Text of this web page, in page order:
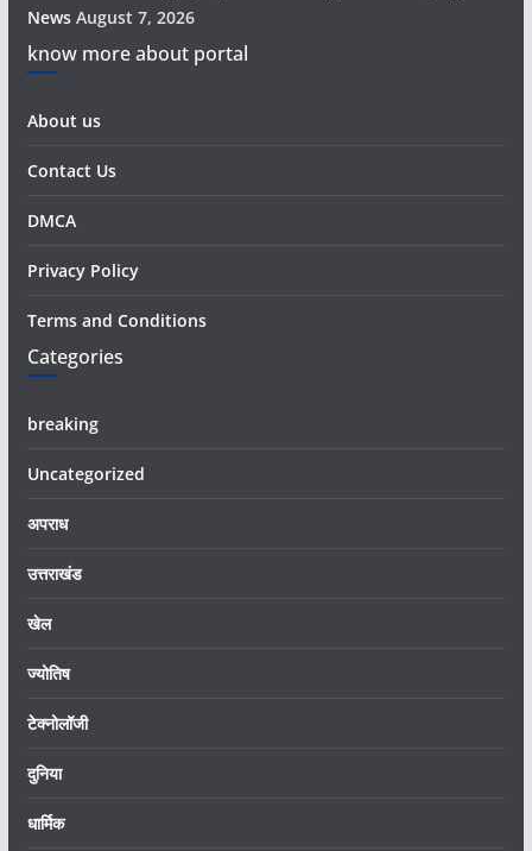
News August 7, 2026
know more about portal
About us
Contact Us
DMCA
Privacy Policy
Terms and Conditions
Categories
breaking
Uncategorized
अपराध
उत्तराखंड
खेल
ज्योतिष
टेक्नोलॉजी
दुनिया
धार्मिक